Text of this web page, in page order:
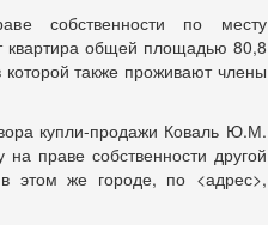
собственности по месту
квартира общей площадью 80,8
которой также проживают члены
купли-продажи Коваль Ю.М.
праве собственности другой
этом же городе, по <адрес>,